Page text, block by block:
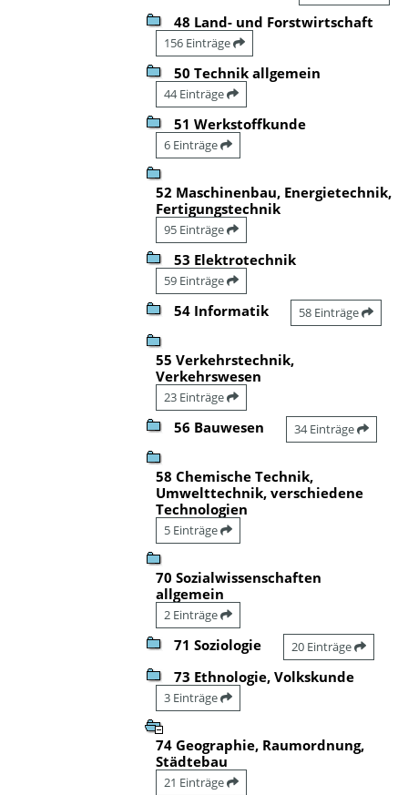
48 Land- und Forstwirtschaft
156 Einträge
50 Technik allgemein
44 Einträge
51 Werkstoffkunde
6 Einträge
52 Maschinenbau, Energietechnik,
Fertigungstechnik
95 Einträge
53 Elektrotechnik
59 Einträge
54 Informatik 58 Einträge
55 Verkehrstechnik,
Verkehrswesen
23 Einträge
56 Bauwesen 34 Einträge
58 Chemische Technik,
Umwelttechnik, verschiedene
Technologien
5 Einträge
70 Sozialwissenschaften
allgemein
2 Einträge
71 Soziologie 20 Einträge
73 Ethnologie, Volkskunde
3 Einträge
74 Geographie, Raumordnung,
Städtebau
21 Einträge